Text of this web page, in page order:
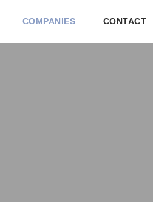
COMPANIES CONTACT